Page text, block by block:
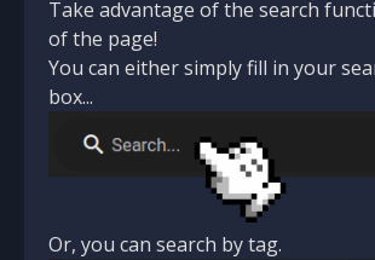
Take advantage of the search
of the page!
You can either simply fill in your
box...
Or, you can search by tag.